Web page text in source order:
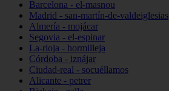
Barcelona - el-masnou
Madrid - san-martín-de-valdeiglesias
Almería - mojácar
Segovia - el-espinar
La-rioja - hormilleja
Córdoba - iznájar
Ciudad-real - socuéllamos
Alicante - petrer